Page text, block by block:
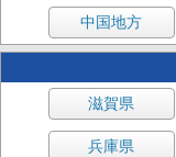
中国地方
滋賀県
兵庫県